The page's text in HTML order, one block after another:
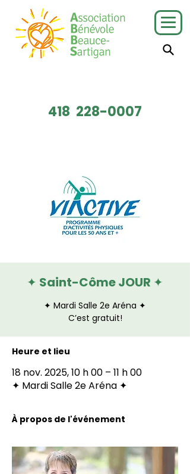
418 228-0007
✦ Saint-Côme JOUR ✦
✦ Mardi Salle 2e Aréna ✦
C’est gratuit!
Heure et lieu
18 nov. 2025, 10 h 00 – 11 h 00
✦ Mardi Salle 2e Aréna ✦
À propos de l'événement